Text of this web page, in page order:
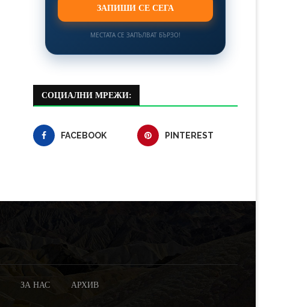
ЗАПИШИ СЕ СЕГА
МЕСТАТА СЕ ЗАПЪЛВАТ БЪРЗО!
СОЦИАЛНИ МРЕЖИ:
FACEBOOK PINTEREST
ЗА НАС АРХИВ